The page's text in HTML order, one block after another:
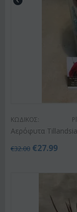
ΚΩΔΙΚΟΣ:
Αερόφυτα
€32.00 €27.99